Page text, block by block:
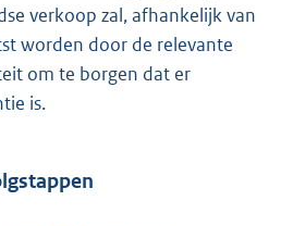
verkoop zal, afhankelijk van
worden door de relevante
om te borgen dat er
is.